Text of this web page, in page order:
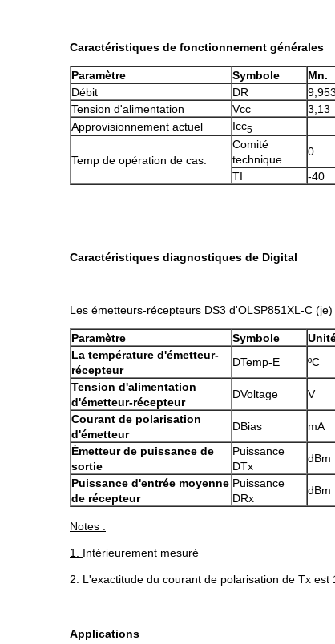
Caractéristiques de fonctionnement générales
Paramètre Symbole Mn.
Débit
DR 9,953
Tension d'alimentation
Vcc 3,13
Approvisionnement actuel
Icc5
Temp de opération de cas.
Comité
technique
0
TI
-40
Caractéristiques diagnostiques de Digital
Les émetteurs-récepteurs DS3 d'OLSP851XL-C
Paramètre Symbole
La température d'émetteur-
récepteur
DTemp-E ºC
Tension d'alimentation
d'émetteur-récepteur
DVoltage V
Courant de polarisation
d'émetteur
DBias mA
Émetteur de puissance de
sortie
Puissance
DTx
dBm
Puissance d'entrée moyenne
de récepteur
Puissance
DRx
dBm
Notes :
1. Intérieurement mesuré
2. L'exactitude du courant de polarisation de Tx
Applications